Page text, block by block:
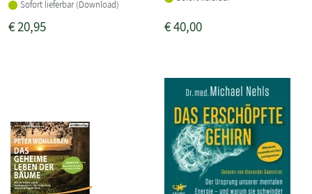
Sofort lieferbar (Download)
€20,95 €40,00